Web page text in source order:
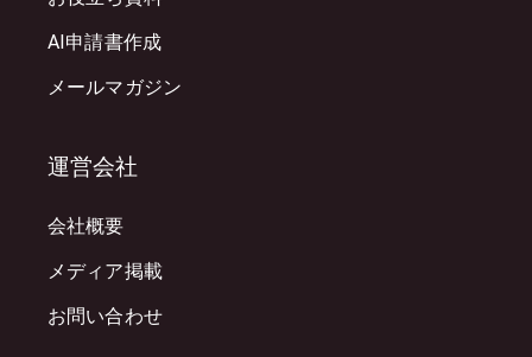
AI申請書作成
メールマガジン
運営会社
会社概要
メディア掲載
お問い合わせ